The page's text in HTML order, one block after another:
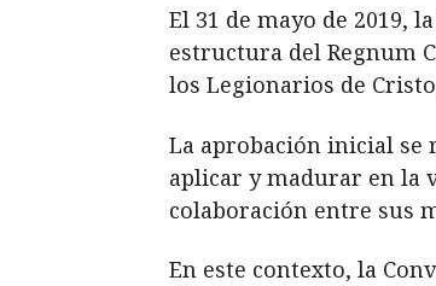
El 31 de mayo de 2019,
estructura del Regnum
los Legionarios de
La aprobación inicial se
aplicar y madurar en la
colaboración entre sus
En este contexto, la